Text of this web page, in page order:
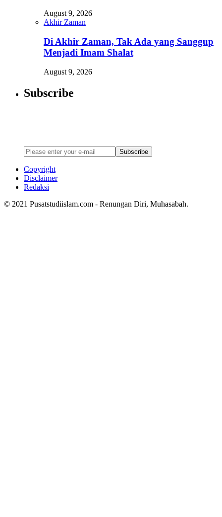
August 9, 2026
Akhir Zaman
Di Akhir Zaman, Tak Ada yang Sanggup
Menjadi Imam Shalat
August 9, 2026
Subscribe
Subscribe
Copyright
Disclaimer
Redaksi
© 2021 Pusatstudiislam.com - Renungan Diri, Muhasabah.